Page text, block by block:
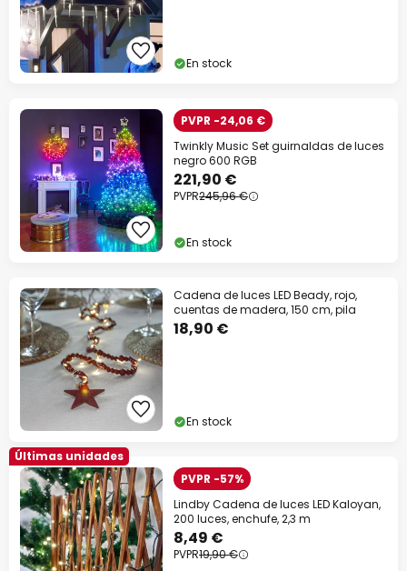
En stock
PVPR -24,06 €
Twinkly Music Set guirnaldas de luces
negro 600 RGB
221,90 €
PVPR245,96 €
En stock
Cadena de luces LED Beady, rojo,
cuentas de madera, 150 cm, pila
18,90 €
En stock
Últimas unidades
PVPR -57%
Lindby Cadena de luces LED Kaloyan,
200 luces, enchufe, 2,3 m
8,49 €
PVPR19,90 €